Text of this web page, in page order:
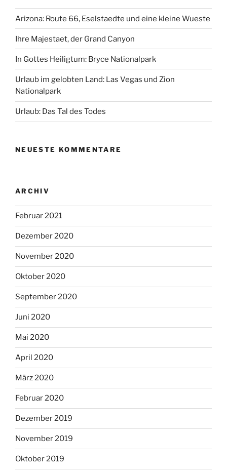
Arizona: Route 66, Eselstaedte und eine kleine Wueste
Ihre Majestaet, der Grand Canyon
In Gottes Heiligtum: Bryce Nationalpark
Urlaub im gelobten Land: Las Vegas und Zion
Nationalpark
Urlaub: Das Tal des Todes
NEUESTE KOMMENTARE
ARCHIV
Februar 2021
Dezember 2020
November 2020
Oktober 2020
September 2020
Juni 2020
Mai 2020
April 2020
März 2020
Februar 2020
Dezember 2019
November 2019
Oktober 2019